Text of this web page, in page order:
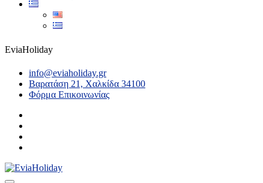
EviaHoliday
info@eviaholiday.gr
Βαρατάση 21, Χαλκίδα 34100
Φόρμα Επικοινωνίας